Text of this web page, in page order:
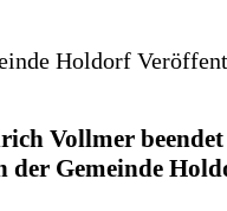
Holdorf
Vollmer beendet
der Gemeinde